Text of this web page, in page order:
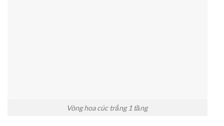
Vòng hoa cúc trắng 1 tầng